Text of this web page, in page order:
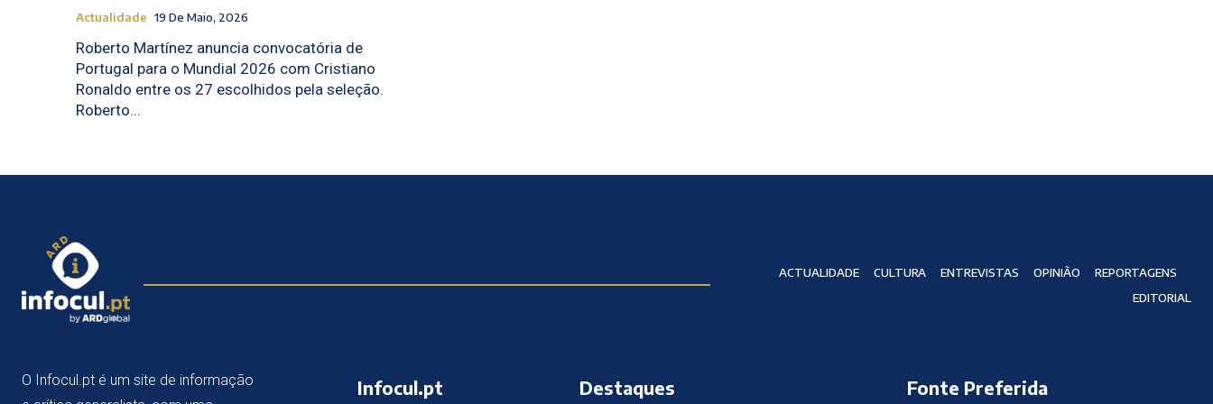
Actualidade 19 De Maio, 2026
Roberto Martínez anuncia convocatória de
Portugal para o Mundial 2026 com Cristiano
Ronaldo entre os 27 escolhidos pela seleção.
Roberto...
ACTUALIDADE CULTURA ENTREVISTAS OPINIÃO
REPORTAGENS
EDITORIAL
O Infocul.pt é um site de informação
Infocul.pt Destaques Fonte Preferida